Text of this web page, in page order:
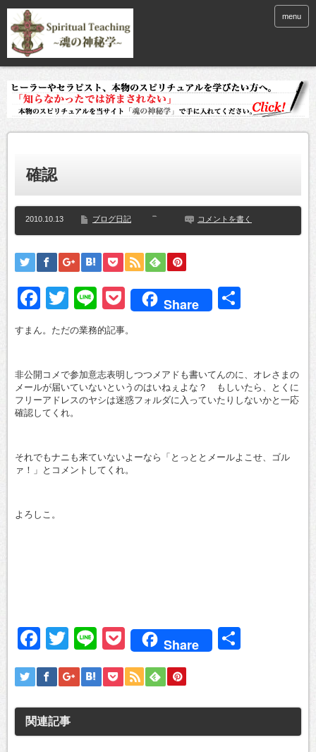
menu
確認
2010.10.13 ブログ日記 コメントを書く
Facebook
Twitter
LinePocket
Share
すまん。ただの業務的記事。
非公開コメで参加意志表明しつつメアドも書いてんのに、オレさまの
メールが届いていないというのはいねぇよな？ もしいたら、とくに
フリーアドレスのヤシは迷惑フォルダに入っていたりしないかと一応
確認してくれ。
それでもナニも来ていないよーなら「とっととメールよこせ、ゴル
ァ！」とコメントしてくれ。
よろしこ。
Facebook
Twitter
LinePocket
Share
関連記事